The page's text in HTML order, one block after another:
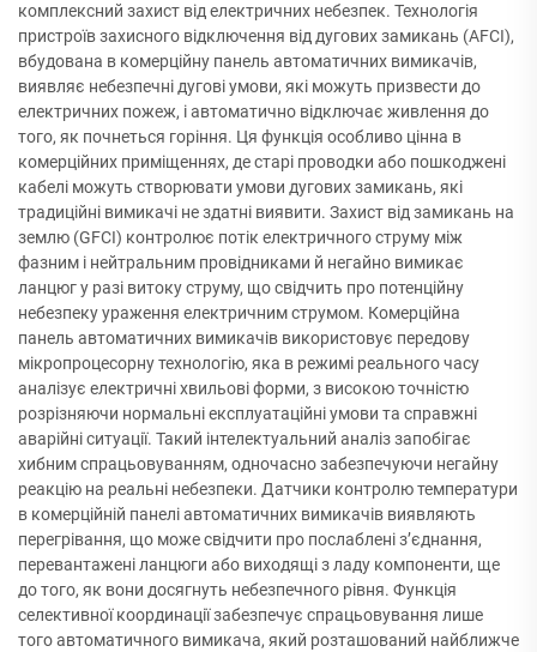
комплексний захист від електричних небезпек. Технологія
пристроїв захисного відключення від дугових замикань (AFCI),
вбудована в комерційну панель автоматичних вимикачів,
виявляє небезпечні дугові умови, які можуть призвести до
електричних пожеж, і автоматично відключає живлення до
того, як почнеться горіння. Ця функція особливо цінна в
комерційних приміщеннях, де старі проводки або пошкоджені
кабелі можуть створювати умови дугових замикань, які
традиційні вимикачі не здатні виявити. Захист від замикань на
землю (GFCI) контролює потік електричного струму між
фазним і нейтральним провідниками й негайно вимикає
ланцюг у разі витоку струму, що свідчить про потенційну
небезпеку ураження електричним струмом. Комерційна
панель автоматичних вимикачів використовує передову
мікропроцесорну технологію, яка в режимі реального часу
аналізує електричні хвильові форми, з високою точністю
розрізняючи нормальні експлуатаційні умови та справжні
аварійні ситуації. Такий інтелектуальний аналіз запобігає
хибним спрацьовуванням, одночасно забезпечуючи негайну
реакцію на реальні небезпеки. Датчики контролю температури
в комерційній панелі автоматичних вимикачів виявляють
перегрівання, що може свідчити про послаблені з’єднання,
перевантажені ланцюги або виходящі з ладу компоненти, ще
до того, як вони досягнуть небезпечного рівня. Функція
селективної координації забезпечує спрацьовування лише
того автоматичного вимикача, який розташований найближче